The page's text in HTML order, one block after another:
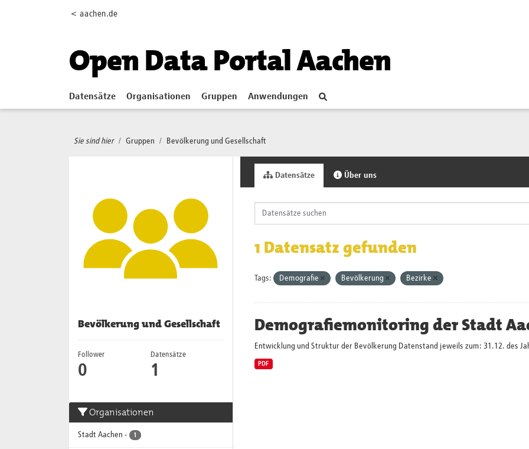
< aachen.de
Open Data Portal Aachen
Datensätze Organisationen Gruppen Anwendungen
Sie sind hier Gruppen Bevölkerung und Gesellschaft
Bevölkerung und Gesellschaft
Follower
0
Datensätze
1
Organisationen
Stadt Aachen - 1
Datensätze Über uns
1 Datensatz gefunden
Tags: Demografie Bevölkerung Bezirke
Demografiemonitoring der Stadt
Entwicklung und Struktur der Bevölkerung Datenstand jeweils zum: 31.12. des
PDF